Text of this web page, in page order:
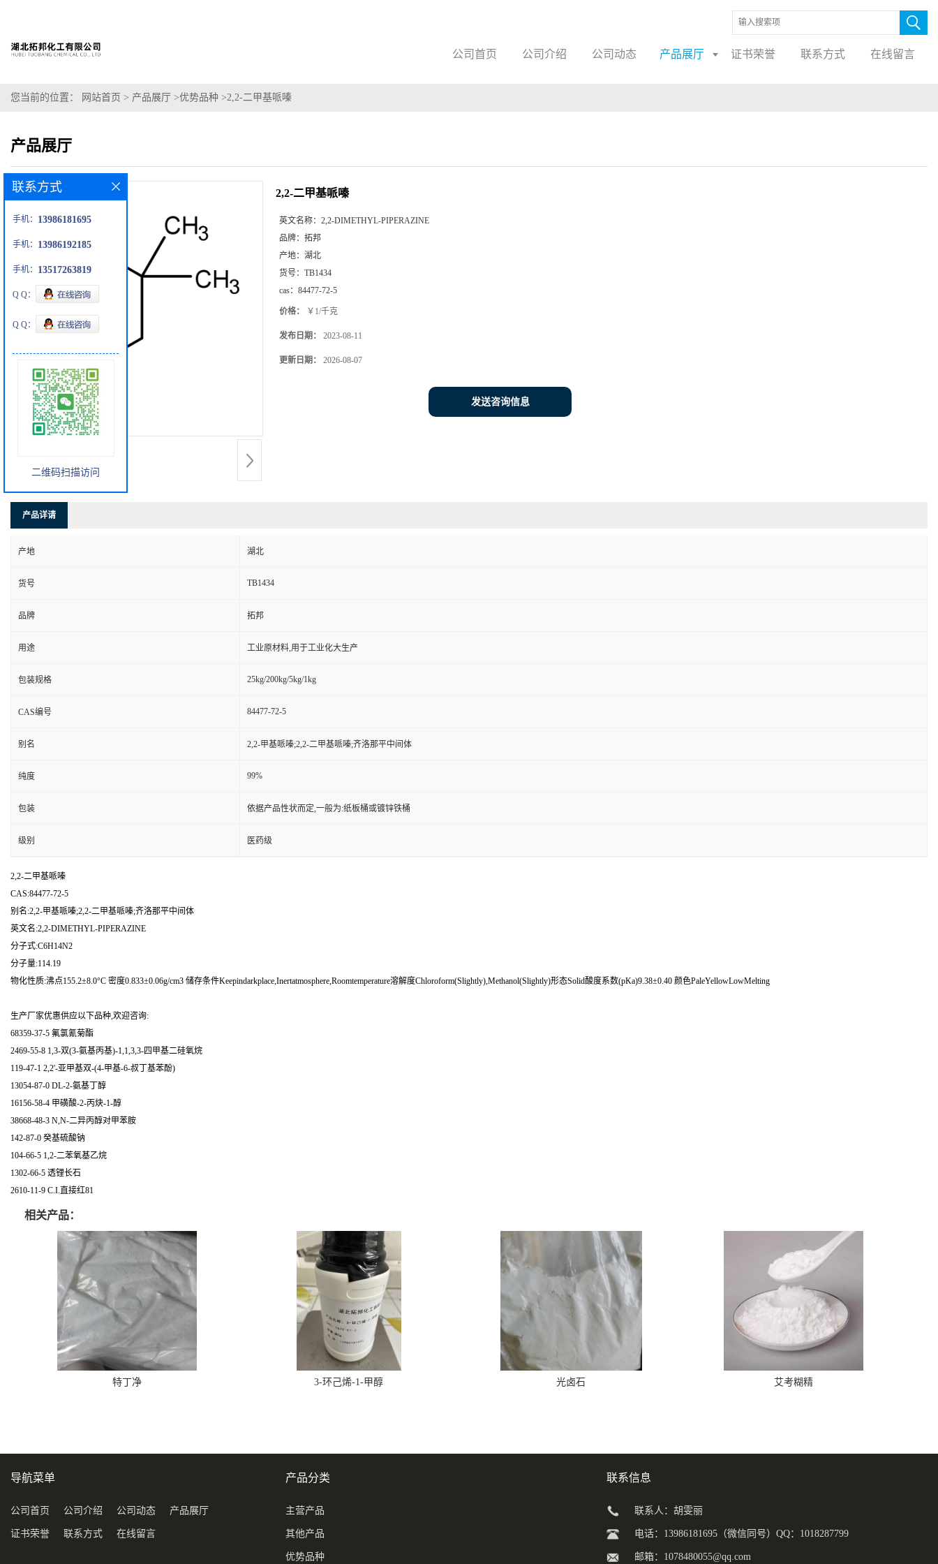
公司首页 公司介绍 公司动态 产品展厅 证书荣誉 联系方式 在线留言
您当前的位置： 网站首页 > 产品展厅 >优势品种 >2,2-二甲基哌嗪
产品展厅
2,2-二甲基哌嗪
英文名称： 2,2-DIMETHYL-PIPERAZINE
品牌： 拓邦
产地： 湖北
货号： TB1434
cas： 84477-72-5
价格： ￥1/千克
发布日期： 2023-08-11
更新日期： 2026-08-07
发送咨询信息
产品详请
产地 湖北
货号 TB1434
品牌 拓邦
用途 工业原材料,用于工业化大生产
包装规格 25kg/200kg/5kg/1kg
CAS编号 84477-72-5
别名 2,2-甲基哌嗪;2,2-二甲基哌嗪;齐洛那平中间体
纯度 99%
包装 依据产品性状而定,一般为:纸板桶或镀锌铁桶
级别 医药级
2,2-二甲基哌嗪
CAS:84477-72-5
别名:2,2-甲基哌嗪;2,2-二甲基哌嗪;齐洛那平中间体
英文名:2,2-DIMETHYL-PIPERAZINE
分子式:C6H14N2
分子量:114.19
物化性质:沸点155.2±8.0°C 密度0.833±0.06g/cm3 储存条件Keepindarkplace,Inertatmosphere,Roomtemperature溶解度Chloroform(Slightly),Methanol(Slightly)形态Solid酸度系数(pKa)9.38±0.40 颜色PaleYellowLowMelting
生产厂家优惠供应以下品种,欢迎咨询:
68359-37-5 氟氯氰菊酯
2469-55-8 1,3-双(3-氨基丙基)-1,1,3,3-四甲基二硅氧烷
119-47-1 2,2'-亚甲基双-(4-甲基-6-叔丁基苯酚)
13054-87-0 DL-2-氨基丁醇
16156-58-4 甲磺酸-2-丙炔-1-醇
38668-48-3 N,N-二异丙醇对甲苯胺
142-87-0 癸基硫酸钠
104-66-5 1,2-二苯氧基乙烷
1302-66-5 透锂长石
2610-11-9 C.I.直接红81
相关产品：
特丁净 3-环己烯-1-甲醇 光卤石 艾考糊精
联系方式
手机： 13986181695
手机： 13986192185
手机： 13517263819
Q Q：
Q Q：
二维码扫描访问
导航菜单
公司首页 公司介绍 公司动态 产品展厅
证书荣誉 联系方式 在线留言
产品分类
主营产品
其他产品
优势品种
联系信息
联系人：胡雯丽
电话：13986181695（微信同号）QQ：1018287799
邮箱： 1078480055@qq.com